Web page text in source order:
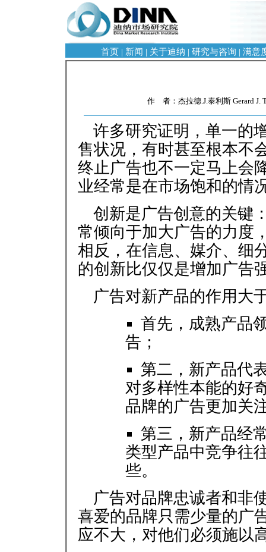
首页 | 新闻 | 关于迪纳 | 研究与咨询 | 满意
作 者：杰拉德.J.泰利斯
许多研究证明，单一的
售状况，有时甚至根本不
终止广告也不一定马上会
业经常是在市场饱和的情
创新是广告创意的关键
常倾向于加大广告的力度
相反，在信息、媒介、细
的创新比仅仅是增加广告
广告对新产品的作用大
首先，成熟产品
告；
第二，新产品代
对多样性本能的好
品牌的广告更加关
第三，新产品经
类型产品中竞争往
些。
广告对品牌忠诚者和非
喜爱的品牌只需少量的广
应不大，对他们必须施以